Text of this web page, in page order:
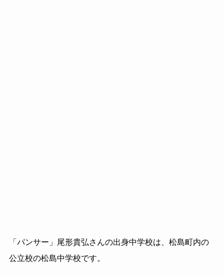
「パンサー」尾形貴弘さんの出身中学校は、松島町内の
公立校の松島中学校です。